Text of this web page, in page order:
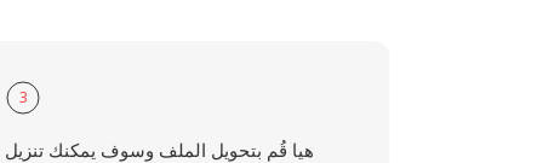
3
هيا قُم بتحويل الملف وسوف يمكنك تنزيل